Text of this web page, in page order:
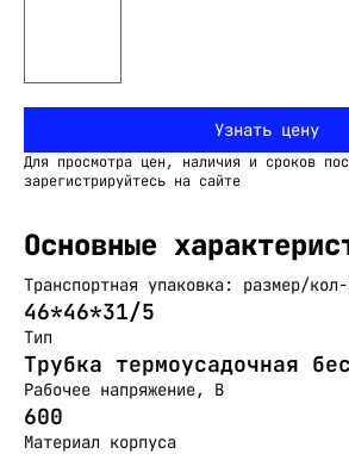
Узнать цену
Для просмотра цен, наличия и сроков
зарегистрируйтесь на сайте
Основные
Транспортная упаковка: размер/
46*46*31/5
Тип
Трубка термоусадочная
Рабочее напряжение, В
600
Материал корпуса